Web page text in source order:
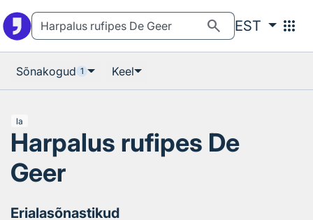
search EST apps
Sõnakogud 1 Keel
la
Harpalus rufipes De
Geer
Erialasõnastikud